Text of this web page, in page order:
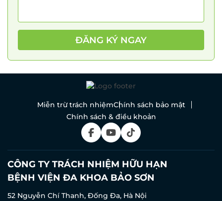
ĐĂNG KÝ NGAY
Miễn trừ trách nhiệmChính sách bảo mật
Chính sách & điều khoản
CÔNG TY TRÁCH NHIỆM HỮU HẠN
BỆNH VIỆN ĐA KHOA BẢO SƠN
52 Nguyễn Chí Thanh, Đống Đa, Hà Nội